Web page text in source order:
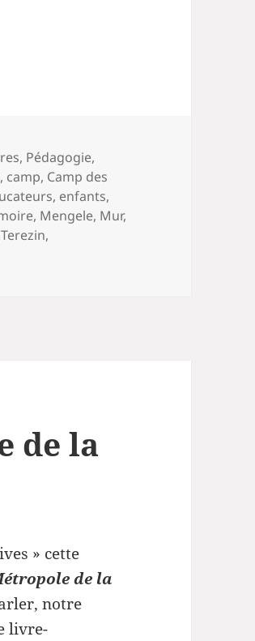
, Pédagogie,
, camp, Camp des
, enfants,
, Mengele, Mur,
Terezin,
de la
» cette
de la
notre
livre-